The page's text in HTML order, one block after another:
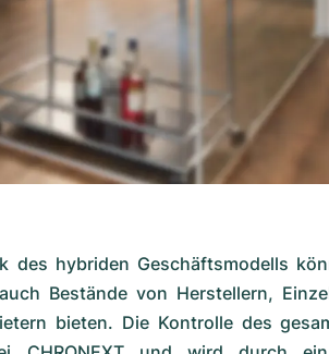
des hybriden Geschäftsmodells
Bestände von Herstellern,
bieten. Die Kontrolle des